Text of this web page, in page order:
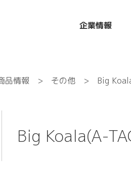
企業情報
品情報 > その他 > Big
Big Koala(A-